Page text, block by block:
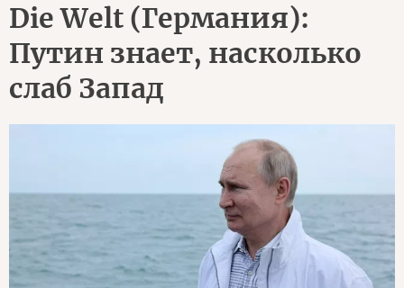
Die Welt (Германия):
Путин знает, насколько
слаб Запад